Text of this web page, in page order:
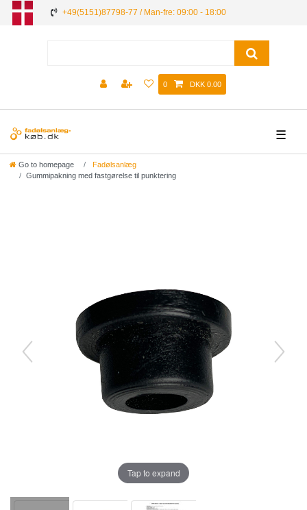
+49(5151)87798-77 / Man-fre: 09:00 - 18:00
0 DKK 0.00
☰
Go to homepage
Fadølsanlæg
Gummipakning med fastgørelse til punktering
Tap to expand